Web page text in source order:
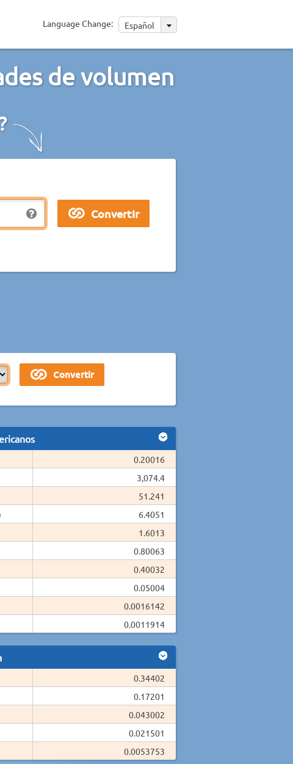
Language Change: Español
de volumen
0.20016
3,074.4
51.241
6.4051
1.6013
0.80063
0.40032
0.05004
0.0016142
0.0011914
0.34402
0.17201
0.043002
0.021501
0.0053753